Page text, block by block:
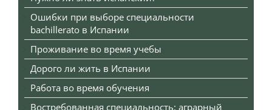
Ошибки при выборе специальности
bachillerato в Испании
Проживание во время учебы
Дорого ли жить в Испании
Работа во время обучения
Востребованная специальность: аграрный